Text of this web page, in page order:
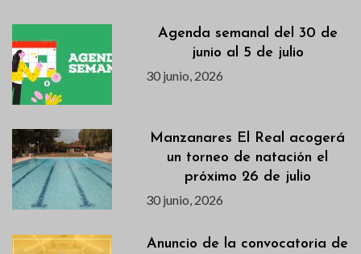
Agenda semanal del 30 de
junio al 5 de julio
30 junio, 2026
Manzanares El Real acogerá
un torneo de natación el
próximo 26 de julio
30 junio, 2026
Anuncio de la convocatoria de